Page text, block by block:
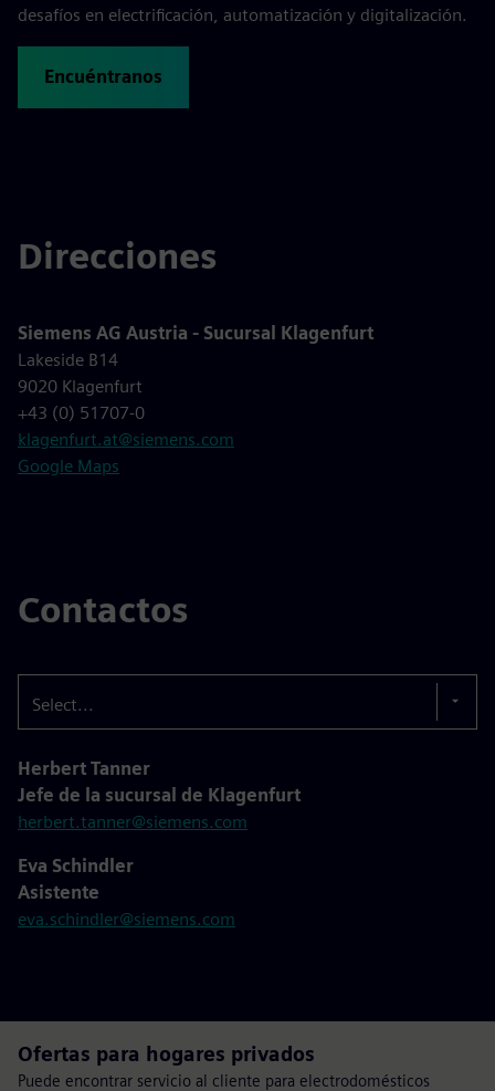
desafíos en electrificación, automatización y digitalización.
Encuéntranos
Direcciones
Siemens AG Austria - Sucursal Klagenfurt
Lakeside B14
9020 Klagenfurt
+43 (0) 51707-0
klagenfurt.at@siemens.com
Google Maps
Contactos
Select...
Herbert Tanner
Jefe de la sucursal de Klagenfurt
herbert.tanner@siemens.com
Eva Schindler
Asistente
eva.schindler@siemens.com
Ofertas para hogares privados
Puede encontrar servicio al cliente para electrodomésticos